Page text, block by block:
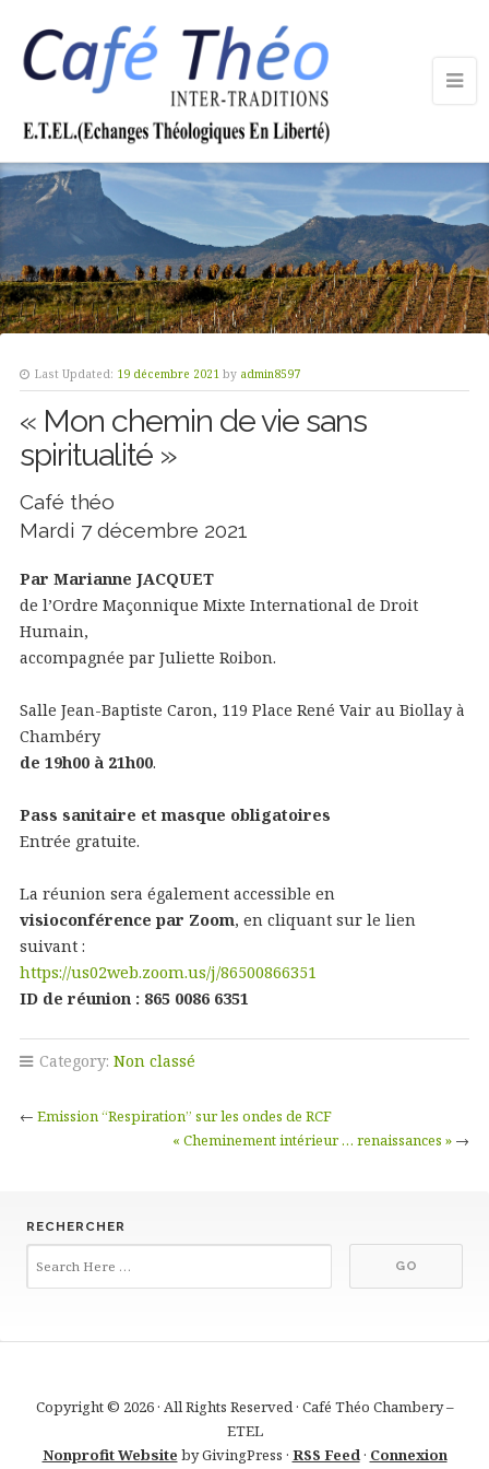
Last Updated: 19 décembre 2021 by admin8597
« Mon chemin de vie sans
spiritualité »
Café théo
Mardi 7 décembre 2021
Par Marianne JACQUET
de l’Ordre Maçonnique Mixte International de Droit
Humain,
accompagnée par Juliette Roibon.
Salle Jean-Baptiste Caron, 119 Place René Vair au Biollay à
Chambéry
de 19h00 à 21h00.
Pass sanitaire et masque obligatoires
Entrée gratuite.
La réunion sera également accessible en
visioconférence par Zoom, en cliquant sur le lien
suivant :
https://us02web.zoom.us/j/86500866351
ID de réunion : 865 0086 6351
Category: Non classé
← Emission “Respiration” sur les ondes de RCF
« Cheminement intérieur … renaissances » →
RECHERCHER
Copyright © 2026 · All Rights Reserved · Café Théo Chambery –
ETEL
Nonprofit Website by GivingPress · RSS Feed· Connexion